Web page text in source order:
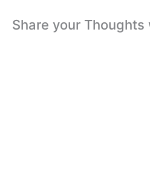
Share your Thoughts